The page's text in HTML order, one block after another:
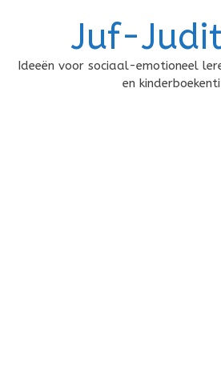
Juf-
Ideeën voor sociaal-emotioneel
en